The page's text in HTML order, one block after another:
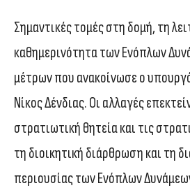
Σημαντικές τομές στη δομή, τη
καθημερινότητα των Ενόπλων
μέτρων που ανακοίνωσε ο
Νίκος Δένδιας. Οι αλλαγές
στρατιωτική θητεία και τις
τη διοικητική διάρθρωση και τη
περιουσίας των Ενόπλων